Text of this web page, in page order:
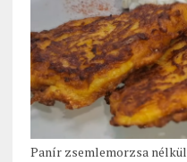
Panír zsemlemorzsa nélkül